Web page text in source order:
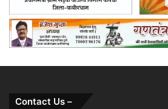
Contact Us –